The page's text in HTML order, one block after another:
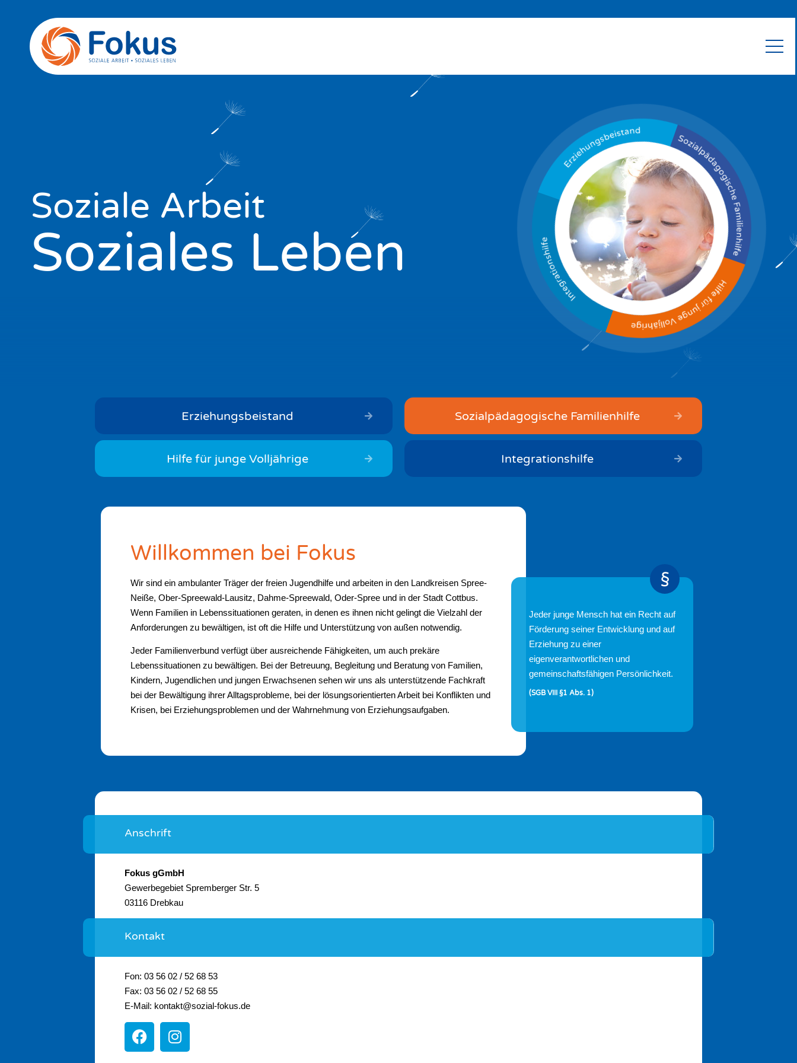
Soziale Arbeit
Soziales Leben
Erziehungsbeistand Sozialpädagogische Familienhilfe
Hilfe für junge Volljährige Integrationshilfe
Willkommen bei Fokus
Wir sind ein ambulanter Träger der freien Jugendhilfe und arbeiten in den Landkreisen Spree-
Neiße, Ober-Spreewald-Lausitz, Dahme-Spreewald, Oder-Spree und in der Stadt Cottbus.
Wenn Familien in Lebenssituationen geraten, in denen es ihnen nicht gelingt die Vielzahl der
Anforderungen zu bewältigen, ist oft die Hilfe und Unterstützung von außen notwendig.
Jeder Familienverbund verfügt über ausreichende Fähigkeiten, um auch prekäre
Lebenssituationen zu bewältigen. Bei der Betreuung, Begleitung und Beratung von Familien,
Kindern, Jugendlichen und jungen Erwachsenen sehen wir uns als unterstützende Fachkraft
bei der Bewältigung ihrer Alltagsprobleme, bei der lösungsorientierten Arbeit bei Konflikten und
Krisen, bei Erziehungsproblemen und der Wahrnehmung von Erziehungsaufgaben.
Jeder junge Mensch hat ein Recht auf
Förderung seiner Entwicklung und auf
Erziehung zu einer
eigenverantwortlichen und
gemeinschaftsfähigen Persönlichkeit.
(SGB VIII §1 Abs. 1)
Anschrift
Fokus gGmbH
Gewerbegebiet Spremberger Str. 5
03116 Drebkau
Kontakt
Fon: 03 56 02 / 52 68 53
Fax: 03 56 02 / 52 68 55
E-Mail: kontakt@sozial-fokus.de